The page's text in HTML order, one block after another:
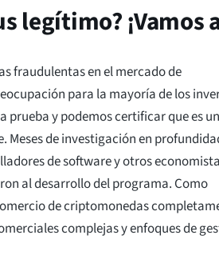
legítimo? ¡Vamos
fraudulentas en el mercado de
para la mayoría de los
prueba y podemos certificar que es
de investigación en
de software y otros
al desarrollo del programa. Como
de criptomonedas
complejas y enfoques de